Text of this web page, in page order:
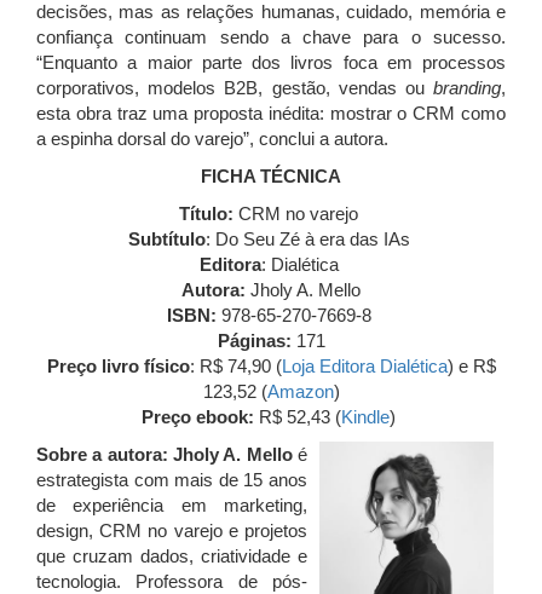
decisões, mas as relações humanas, cuidado, memória e
confiança continuam sendo a chave para o sucesso.
“Enquanto a maior parte dos livros foca em processos
corporativos, modelos B2B, gestão, vendas ou branding,
esta obra traz uma proposta inédita: mostrar o CRM como
a espinha dorsal do varejo”, conclui a autora.
FICHA TÉCNICA
Título: CRM no varejo
Subtítulo: Do Seu Zé à era das IAs
Editora: Dialética
Autora: Jholy A. Mello
ISBN: 978-65-270-7669-8
Páginas: 171
Preço livro físico: R$ 74,90 (Loja Editora Dialética) e R$
123,52 (Amazon)
Preço ebook: R$ 52,43 (Kindle)
Sobre a autora: Jholy A. Melloé
estrategista com mais de 15 anos
de experiência em marketing,
design, CRM no varejo e projetos
que cruzam dados, criatividade e
tecnologia. Professora de pós-